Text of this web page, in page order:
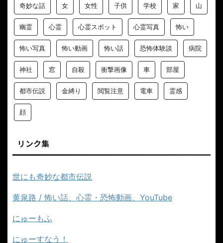
奇妙な話 女 女性 子供 学校 家 山
幽霊 心霊 心霊スポット 心霊写真 怖い
怖い写真 怖い動画 怖い話 恐怖体験談 病院
神社 窓 自殺 衝撃画像 車 部屋
都市伝説 金縛り 閲覧注意 電車 霊感
顔
リンク集
世にも奇妙な都市伝説
黄泉路 / 怖い話、心霊・恐怖動画、YouTube
にゅーもふ
にゅーすなう！